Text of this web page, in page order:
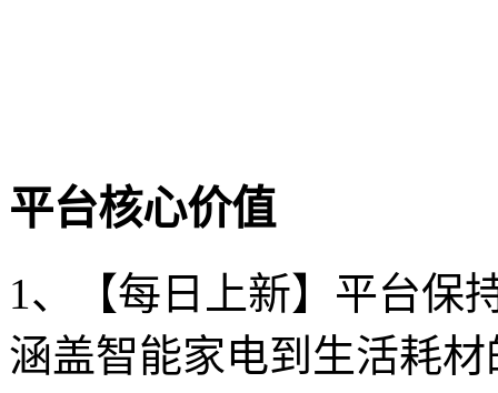
平台核心价值
1、【每日上新】平台保
涵盖智能家电到生活耗